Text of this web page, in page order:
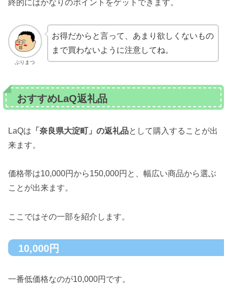
終的にはかなりのポイントをゲットできます。
ぷりまつ
お得だからと言って、あまり欲しくないもの
まで買わないように注意してね。
おすすめLaQ返礼品
LaQは 「奈良県大淀町」の返礼品として購入することが出
来ます。
価格帯は10,000円から150,000円と、幅広い商品から選ぶ
ことが出来ます。
ここではその一部を紹介します。
10,000円
一番低価格なのが10,000円です。